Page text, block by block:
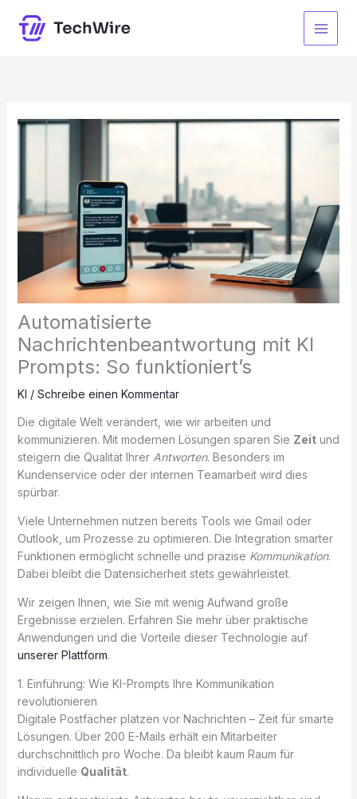
Inhalt
springen
Automatisierte
Nachrichtenbeantwortung mit KI
Prompts: So funktioniert’s
KI / Schreibe einen Kommentar
Die digitale Welt verändert, wie wir arbeiten und
kommunizieren. Mit modernen Lösungen sparen Sie Zeitund
steigern die Qualität Ihrer Antworten. Besonders im
Kundenservice oder der internen Teamarbeit wird dies
spürbar.
Viele Unternehmen nutzen bereits Tools wie Gmail oder
Outlook, um Prozesse zu optimieren. Die Integration smarter
Funktionen ermöglicht schnelle und präzise Kommunikation.
Dabei bleibt die Datensicherheit stets gewährleistet.
Wir zeigen Ihnen, wie Sie mit wenig Aufwand große
Ergebnisse erzielen. Erfahren Sie mehr über praktische
Anwendungen und die Vorteile dieser Technologie auf
unserer Plattform.
1. Einführung: Wie KI-Prompts Ihre Kommunikation
revolutionieren
Digitale Postfächer platzen vor Nachrichten – Zeit für smarte
Lösungen. Über 200 E-Mails erhält ein Mitarbeiter
durchschnittlich pro Woche. Da bleibt kaum Raum für
individuelle Qualität.